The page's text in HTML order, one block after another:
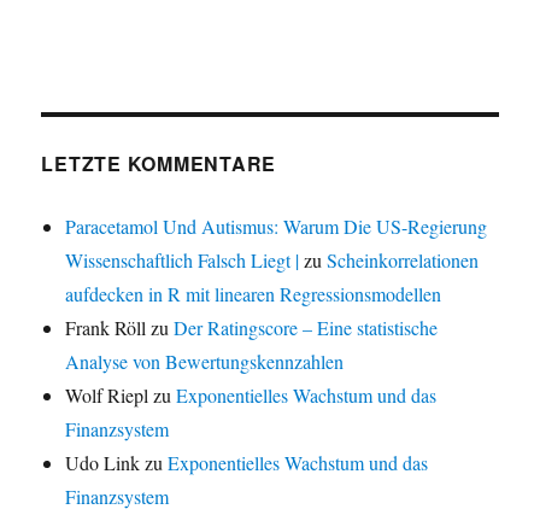
LETZTE KOMMENTARE
Paracetamol Und Autismus: Warum Die US-Regierung
Wissenschaftlich Falsch Liegt |zuScheinkorrelationen
aufdecken in R mit linearen Regressionsmodellen
Frank Röll zuDer Ratingscore – Eine statistische
Analyse von Bewertungskennzahlen
Wolf Riepl zuExponentielles Wachstum und das
Finanzsystem
Udo LinkzuExponentielles Wachstum und das
Finanzsystem